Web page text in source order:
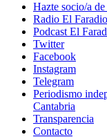
Hazte socio/a
Radio El Faradio
Podcast El
Twitter
Facebook
Instagram
Telegram
Periodismo
Cantabria
Transparencia
Contacto